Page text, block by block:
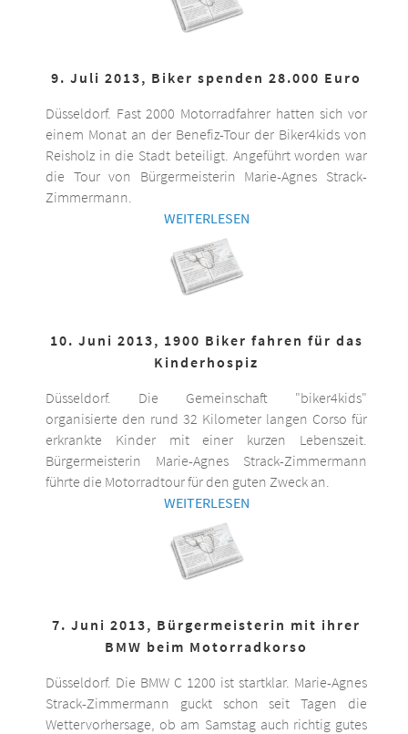
9. Juli 2013, Biker spenden 28.000 Euro
Düsseldorf. Fast 2000 Motorradfahrer hatten sich vor
einem Monat an der Benefiz-Tour der Biker4kids von
Reisholz in die Stadt beteiligt. Angeführt worden war
die Tour von Bürgermeisterin Marie-Agnes Strack-
Zimmermann.
WEITERLESEN
10. Juni 2013, 1900 Biker fahren für das
Kinderhospiz
Düsseldorf. Die Gemeinschaft "biker4kids"
organisierte den rund 32 Kilometer langen Corso für
erkrankte Kinder mit einer kurzen Lebenszeit.
Bürgermeisterin Marie-Agnes Strack-Zimmermann
führte die Motorradtour für den guten Zweck an.
WEITERLESEN
7. Juni 2013, Bürgermeisterin mit ihrer
BMW beim Motorradkorso
Düsseldorf. Die BMW C 1200 ist startklar. Marie-Agnes
Strack-Zimmermann guckt schon seit Tagen die
Wettervorhersage, ob am Samstag auch richtig gutes